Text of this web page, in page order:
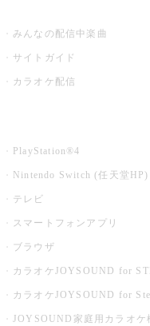
みんなの配信中楽曲
サイトガイド
カラオケ配信
PlayStation®4
Nintendo Switch (任天堂HP)
テレビ
スマートフォンアプリ
ブラウザ
カラオケJOYSOUND for
カラオケJOYSOUND for
JOYSOUND家庭用カラオケ